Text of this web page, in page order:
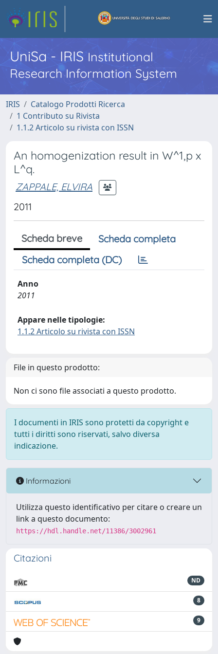
UniSa - IRISInstitutional
Research Information System
IRIS
Catalogo Prodotti Ricerca
1 Contributo su Rivista
1.1.2 Articolo su rivista con ISSN
An homogenization result in W^1,p x
L^q.
ZAPPALE, ELVIRA
2011
Scheda breve
Scheda completa
Scheda completa (DC)
Anno
2011
Appare nelle tipologie:
1.1.2 Articolo su rivista con ISSN
File in questo prodotto:
Non ci sono file associati a questo prodotto.
I documenti in IRIS sono protetti da copyright e
tutti i diritti sono riservati, salvo diversa
indicazione.
Informazioni
Utilizza questo identificativo per citare o creare un
link a questo documento:
https://hdl.handle.net/11386/3002961
Citazioni
ND
8
9